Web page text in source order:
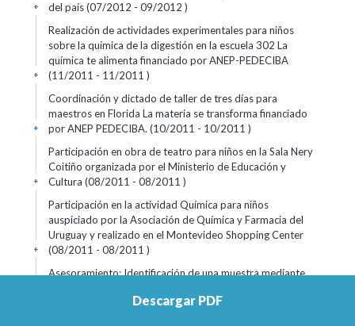
del país (07/2012 - 09/2012 )
+
Realización de actividades experimentales para niños
sobre la química de la digestión en la escuela 302 La
química te alimenta financiado por ANEP-PEDECIBA
(11/2011 - 11/2011 )
+
Coordinación y dictado de taller de tres días para
maestros en Florida La materia se transforma financiado
por ANEP PEDECIBA. (10/2011 - 10/2011 )
+
Participación en obra de teatro para niños en la Sala Nery
Coitiño organizada por el Ministerio de Educación y
Cultura (08/2011 - 08/2011 )
+
Participación en la actividad Química para niños
auspiciado por la Asociación de Química y Farmacia del
Uruguay y realizado en el Montevideo Shopping Center
(08/2011 - 08/2011 )
+
Asesoramiento: Identificación de una muestra mediante
Cruz del Sur (07/2011 - 07/2011 )
Descargar PDF